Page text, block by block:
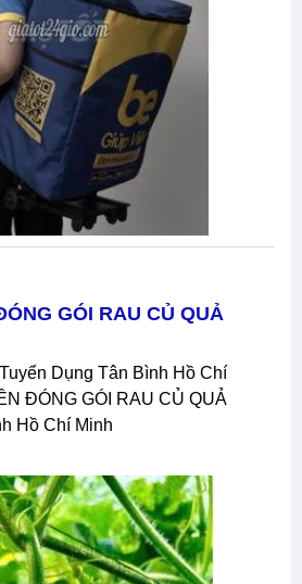
GÓI RAU CỦ QUẢ
ĐÓNG GÓI RAU CỦ QUẢ
Hồ Chí Minh